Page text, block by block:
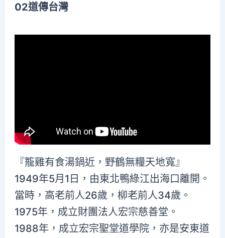
02道傳台灣
『籠雞有食湯鍋近，野鶴無糧天地寬』
1949年5月1日，由東北鴨綠江出海口離開。
當時，高老前人26歲，柳老前人34歲。
1975年，成立財團法人宏宗慈善堂。
1988年，成立宏宗聖堂道學院，亦是安東道